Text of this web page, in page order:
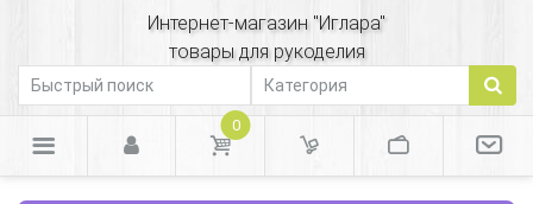
Интернет-магазин "Иглара"
товары для рукоделия
0